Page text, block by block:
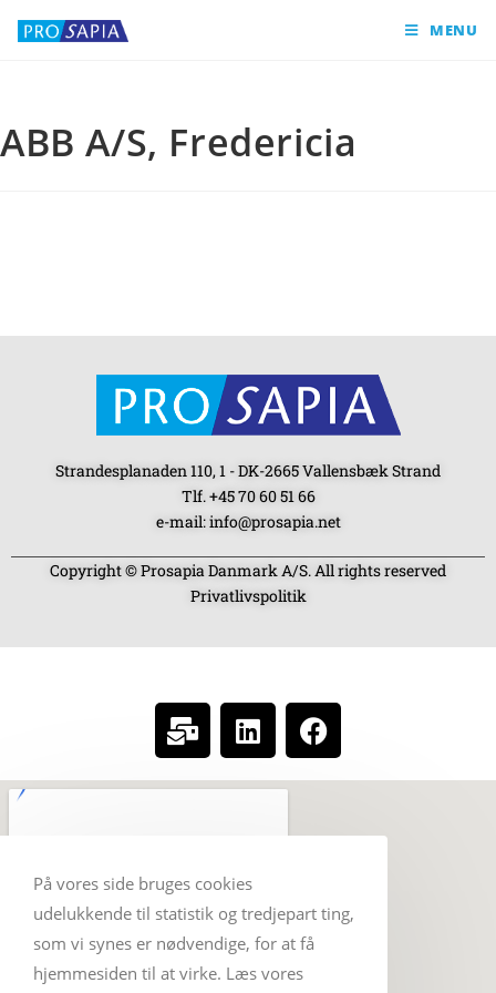
MENU
ABB A/S, Fredericia
Strandesplanaden 110, 1 - DK-2665 Vallensbæk Strand
Tlf. +45 70 60 51 66
e-mail: info@prosapia.net
Copyright © Prosapia Danmark A/S. All rights reserved
Privatlivspolitik
På vores side bruges cookies
udelukkende til statistik og tredjepart ting,
som vi synes er nødvendige, for at få
hjemmesiden til at virke. Læs vores